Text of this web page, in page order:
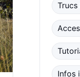
Trucs
Infos